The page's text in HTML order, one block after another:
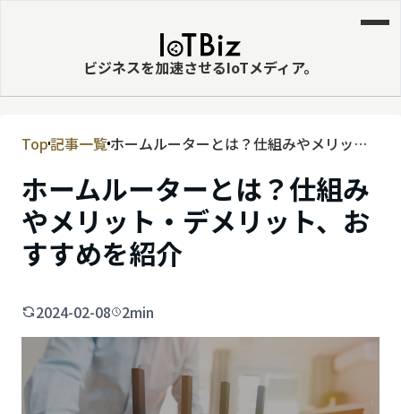
ビジネスを加速させるIoTメディア。
MVNE
エッジ
LPWA
DaaS
PaaS
ビッグデータ
MNO
Top記事一覧ホームルーターとは？仕組みやメリッ
ホームルーターとは？仕組み
やメリット・デメリット、お
すすめを紹介
2024-02-08 2min